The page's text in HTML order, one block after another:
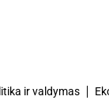
ir valdymas